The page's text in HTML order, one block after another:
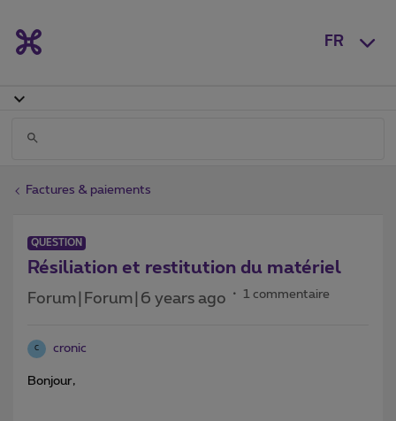
FR
Factures & paiements
QUESTION
Résiliation et restitution du matériel
Forum|Forum|6 years ago 1 commentaire
C cronic
Bonjour,